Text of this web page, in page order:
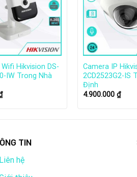
Hikvision DS-
IW Trong Nhà
Camera IP
2CD2523G2-IS
Định
4.900.000 ₫
TIN
Liên hệ